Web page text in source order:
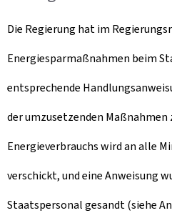
Die Regierung hat im
Energiesparmaßnahmen beim
entsprechende
der umzusetzenden Maßnahmen
Energieverbrauchs wird an alle
verschickt, und eine Anweisung
Staatspersonal gesandt (siehe